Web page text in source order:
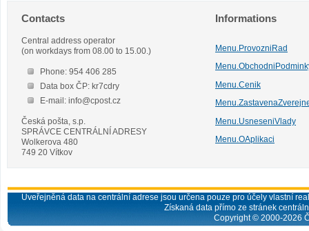
Contacts
Central address operator
(on workdays from 08.00 to 15.00.)
Phone: 954 406 285
Data box ČP: kr7cdry
E-mail: info@cpost.cz
Česká pošta, s.p.
SPRÁVCE CENTRÁLNÍ ADRESY
Wolkerova 480
749 20 Vítkov
Informations
Menu.ProvozniRad
Menu.Cenik
Menu.UsneseniVlady
Menu.OAplikaci
Uveřejněná data na centrální adrese jsou určena pouze pro účely vlastní
Získaná data přímo ze stránek
Copyright © 2000-2026